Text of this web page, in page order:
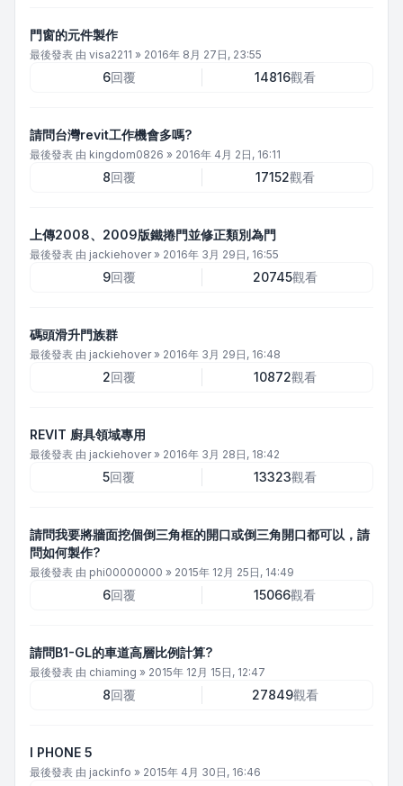
門窗的元件製作
最後發表 由 visa2211 » 2016年 8月 27日, 23:55
6回覆 14816觀看
請問台灣revit工作機會多嗎?
最後發表 由 kingdom0826 » 2016年 4月 2日, 16:11
8回覆 17152觀看
上傳2008、2009版鐵捲門並修正類別為門
最後發表 由 jackiehover» 2016年 3月 29日, 16:55
9回覆 20745觀看
碼頭滑升門族群
最後發表 由 jackiehover» 2016年 3月 29日, 16:48
2回覆 10872觀看
REVIT 廚具領域專用
最後發表 由 jackiehover» 2016年 3月 28日, 18:42
5回覆 13323觀看
請問我要將牆面挖個倒三角框的開口或倒三角開口都可以，請
問如何製作?
最後發表 由 phi00000000 » 2015年 12月 25日, 14:49
6回覆 15066觀看
請問B1-GL的車道高層比例計算?
最後發表 由 chiaming » 2015年 12月 15日, 12:47
8回覆 27849觀看
I PHONE 5
最後發表 由 jackinfo » 2015年 4月 30日, 16:46